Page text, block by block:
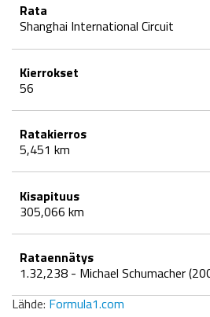
Rata
Shanghai International Circuit
Kierrokset
56
Ratakierros
5,451 km
Kisapituus
305,066 km
Rataennätys
1.32,238 - Michael Schumacher
Lähde: Formula1.com